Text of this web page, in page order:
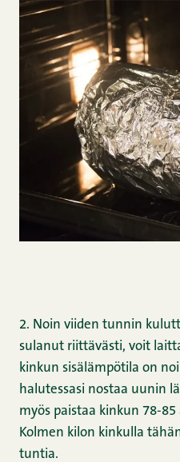
2. Noin viiden tunnin
sulanut riittävästi, voit
kinkun sisälämpötila on
halutessasi nostaa uunin
myös paistaa kinkun 78-
Kolmen kilon kinkulla
tuntia.